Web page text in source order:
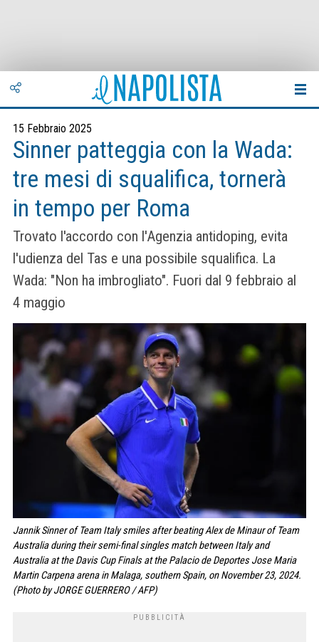
15 Febbraio 2025
Sinner patteggia con la Wada:
tre mesi di squalifica, tornerà
in tempo per Roma
Trovato l'accordo con l'Agenzia antidoping, evita
l'udienza del Tas e una possibile squalifica. La
Wada: "Non ha imbrogliato". Fuori dal 9 febbraio al
4 maggio
Jannik Sinner of Team Italy smiles after beating Alex de Minaur of Team
Australia during their semi-final singles match between Italy and
Australia at the Davis Cup Finals at the Palacio de Deportes Jose Maria
Martin Carpena arena in Malaga, southern Spain, on November 23, 2024.
(Photo by JORGE GUERRERO / AFP)